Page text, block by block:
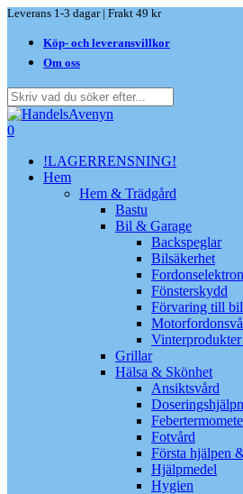
Skip
main
content
Leverans 1-3 dagar | Frakt 49 kr
Köp- och leveransvillkor
Om oss
Close
Search
search
0
!LAGERRENSNING!
Hem
Hem & Trädgård
Bastu
Bil & Garage
Backspeglar
Bilsäkerhet
Fönsterskydd
Förvaring till bil
Grillar
Hälsa & Skönhet
Ansiktsvård
Fotvård
Första hjälpen
Hjälpmedel
Hygien